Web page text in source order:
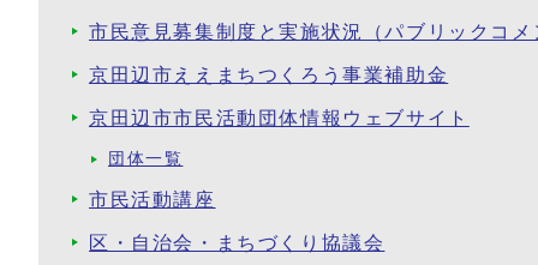
市民意見募集制度と実施状況（パブリックコメ
京田辺市ええまちつくろう事業補助金
京田辺市市民活動団体情報ウェブサイト
団体一覧
市民活動講座
区・自治会・まちづくり協議会